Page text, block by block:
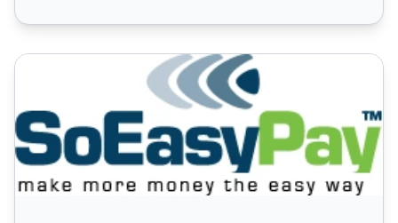
SoEasyPay